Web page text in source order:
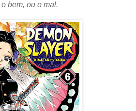
bem, ou o mal.